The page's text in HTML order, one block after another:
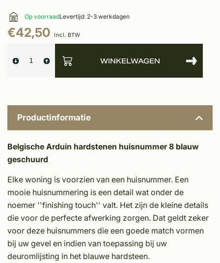
Op voorraadLevertijd: 2-3 werkdagen
€42,50 Incl. BTW
WINKELWAGEN
Productinformatie
Belgische Arduin hardstenen huisnummer 8 blauw
geschuurd
Elke woning is voorzien van een huisnummer. Een
mooie huisnummering is een detail wat onder de
noemer ''finishing touch'' valt. Het zijn de kleine details
die voor de perfecte afwerking zorgen. Dat geldt zeker
voor deze huisnummers die een goede match vormen
bij uw gevel en indien van toepassing bij uw
deuromlijsting in het blauwe hardsteen.